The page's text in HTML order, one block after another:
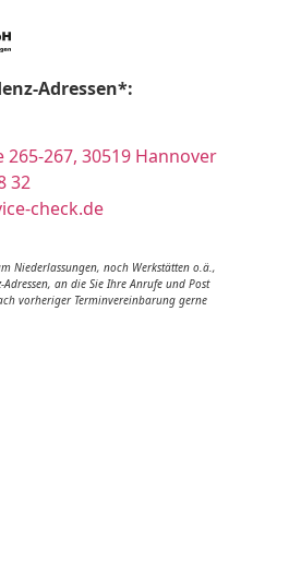
Adressen*:
267, 30519 Hannover
32
check.de
Niederlassungen, noch Werkstätten o.ä.,
an die Sie Ihre Anrufe und Post
vorheriger Terminvereinbarung gerne